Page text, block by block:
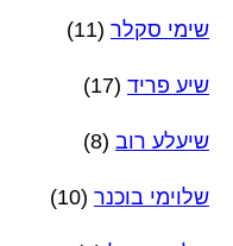
שימי סקלר (11)
שיע פריד (17)
שיעלע רוב (8)
שלוימי בוכנר (10)